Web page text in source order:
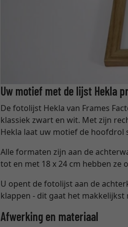
Uw motief met de lijst Hekla
De fotolijst Hekla van Frames
klassiek zwart en wit. Met zijn
Hekla laat uw motief de hoofdrol
Alle formaten zijn aan de
tot en met 18 x 24 cm hebben ze
U opent de fotolijst aan de
klappen - dit gaat het
Afwerking en materiaal